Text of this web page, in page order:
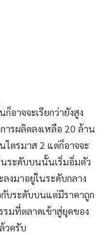
อาจจะเรียกว่ายังสูง
รผลิตลงเหลือ 20 ล้าน
ไตรมาส 2 แต่ก็อาจจะ
ระดับบนนั้นเริ่มอิ่มตัว
งมาอยู่ในระดับกลาง
บระดับบนแต่มีราคาถูก
มที่ตลาดเข้าสู่ยุคของ
วครับ